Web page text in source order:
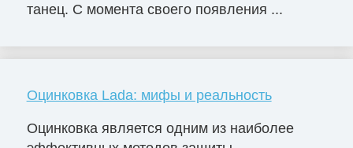
танец. С момента своего появления ...
Оцинковка Lada: мифы и реальность
Оцинковка является одним из наиболее